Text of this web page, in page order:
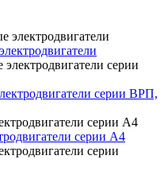
серии ВРП,
серии А4